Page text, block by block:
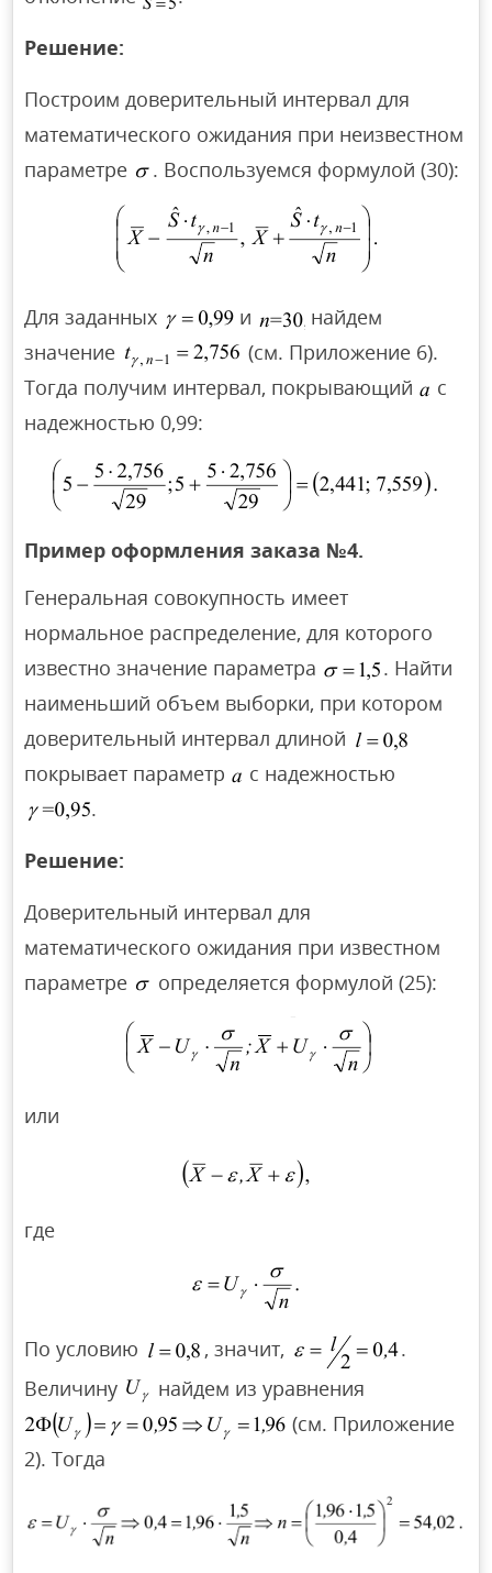
Решение:
Построим доверительный интервал для
математического ожидания при неизвестном
параметре
. Воспользуемся формулой (30):
Для заданных и
найдем
значение
(см. Приложение 6).
Тогда получим интервал, покрывающий
с
надежностью 0,99:
Пример оформления заказа №4.
Генеральная совокупность имеет
нормальное распределение, для которого
известно значение параметра
. Найти
наименьший объем выборки, при котором
доверительный интервал длиной
покрывает параметр
с надежностью
.
Решение:
Доверительный интервал для
математического ожидания при известном
параметре
определяется формулой (25):
или
где
По условию , значит,
.
Величину
найдем из уравнения
(см. Приложение
2). Тогда